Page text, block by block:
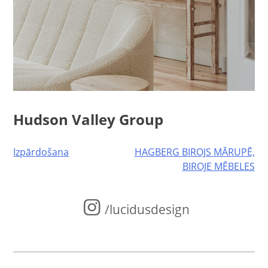
Hudson Valley Group
Post
Izpārdošana
HAGBERG BIROJS MĀRUPĒ,
BIROJE MĒBELES
/lucidusdesign